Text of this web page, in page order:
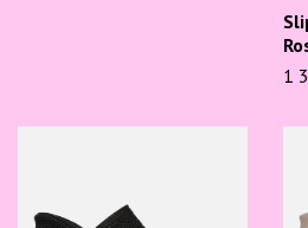
1